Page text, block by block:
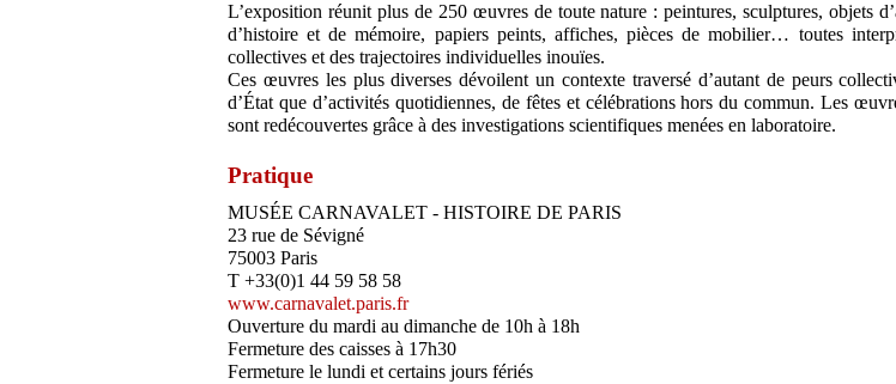
L’exposition réunit plus de 250 œuvres de toute nature : peintures, sculptures, objets
d’histoire et de mémoire, papiers peints, affiches, pièces de mobilier… toutes
collectives et des trajectoires individuelles inouïes.
Ces œuvres les plus diverses dévoilent un contexte traversé d’autant de peurs
d’État que d’activités quotidiennes, de fêtes et célébrations hors du commun. Les
sont redécouvertes grâce à des investigations scientifiques menées en laboratoire.
Pratique
MUSÉE CARNAVALET - HISTOIRE DE PARIS
23 rue de Sévigné
75003 Paris
T +33(0)1 44 59 58 58
www.carnavalet.paris.fr
Ouverture du mardi au dimanche de 10h à 18h
Fermeture des caisses à 17h30
Fermeture le lundi et certains jours fériés